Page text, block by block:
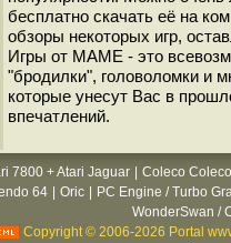
бесплатно скачать её на
обзоры некоторых игр,
Игры от МАМЕ - это
"бродилки", головоломки и
которые унесут Вас в
впечатлений.
7800 + Atari Jaguar
Coleco
64 Oric
PC Engine / Turbo
WonderSwan /
Copyright © 2006-2026 Portal